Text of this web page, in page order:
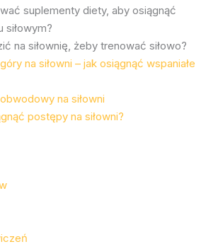
suplementy diety, aby osiągnąć
siłowym?
na siłownię, żeby trenować siłowo?
na siłowni – jak osiągnąć wspaniałe
na siłowni
postępy na siłowni?